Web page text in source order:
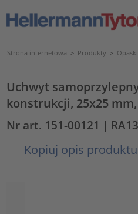
Strona internetowa > Produkty >
Uchwyt
konstrukcji, 25x25
Nr art. 151-00121 |
Kopiuj opis produktu